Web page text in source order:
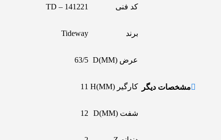
مشخصات دیگر
کد فنی TD – 141221
برند Tideway
عرض D(MM) 63/5
کارگیر H(MM) 11
شفت D(MM) 12